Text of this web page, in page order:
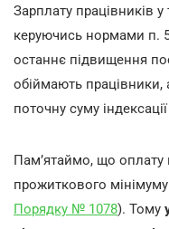
Зарплату працівників
керуючись нормами п.
останнє підвищення
обіймають працівники,
поточну суму
Пам’ятаймо, що оплату
прожиткового
Порядку № 1078). Тому